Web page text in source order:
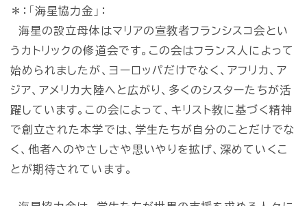
＊：「海星協力金」：
海星の設立母体はマリアの宣教者フランシスコ会とい
うカトリックの修道会です。この会はフランス人によって
始められましたが、ヨーロッパだけでなく、アフリカ、ア
ジア、アメリカ大陸へと広がり、多くのシスターたちが活
躍しています。この会によって、キリスト教に基づく精神
で創立された本学では、学生たちが自分のことだけでな
く、他者へのやさしさや思いやりを拡げ、深めていくこ
とが期待されています。